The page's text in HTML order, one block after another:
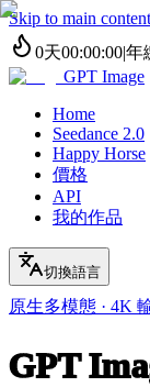
Skip to main content
0天00:00:00|年
GPT Image
Home
Seedance 2.0
Happy Horse
價格
API
我的作品
切換語言
原生多模態 · 4K
GPT